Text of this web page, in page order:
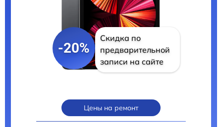
-20%
Скидка по
предварительной
записи на сайте
Цены на ремонт